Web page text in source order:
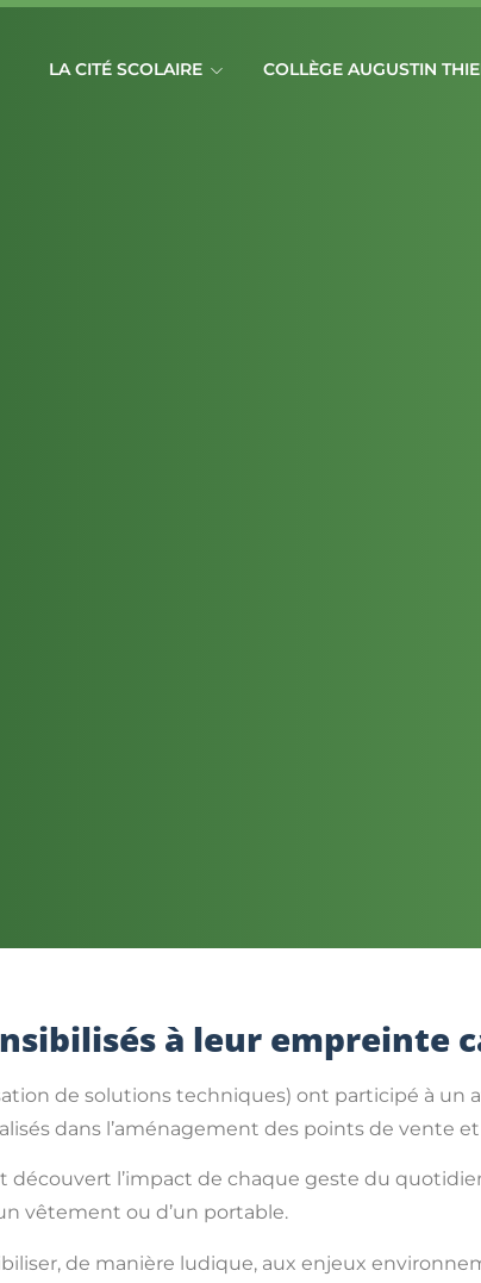
LA CITÉ SCOLAIRE COLLÈGE AUGUSTIN
à leur empreinte
de solutions techniques) ont participé à un
dans l’aménagement des points de vente
découvert l’impact de chaque geste du
vêtement ou d’un portable.
de manière ludique, aux enjeux